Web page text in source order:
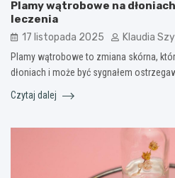
Plamy wątrobowe na
leczenia
17 listopada 2025 Klaudia
Plamy wątrobowe to zmiana skórna,
dłoniach i może być sygnałem
Czytaj dalej